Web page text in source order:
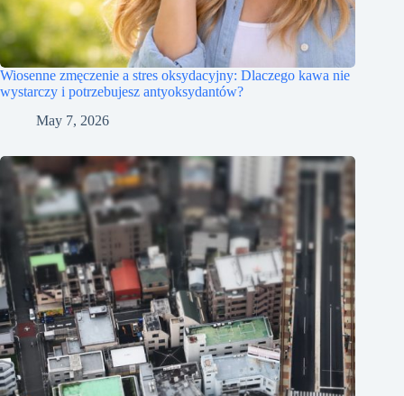
Wiosenne zmęczenie a stres oksydacyjny: Dlaczego kawa nie
wystarczy i potrzebujesz antyoksydantów?
May 7, 2026